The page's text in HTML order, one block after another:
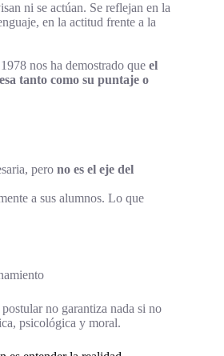
ni se actúan. Se reflejan en la
en la actitud frente a la
nos ha demostrado que el
tanto como su puntaje o
pero no es el eje del
a sus alumnos. Lo que
no garantiza nada si no
psicológica y moral.